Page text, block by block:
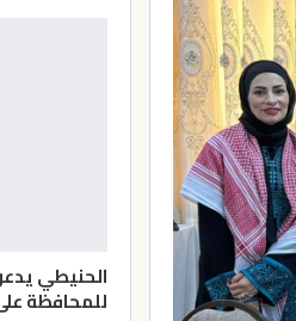
الحنيطي
للمحافظة